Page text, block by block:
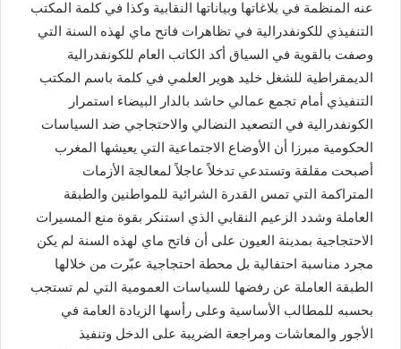
عنه المنظمة في بلاغاتها وبياناتها النقابية وكذا في كلمة المكتب
التنفيذي للكونفدرالية في تظاهرات فاتح ماي لهذه السنة التي
وصفت بالقوية في السياق أكد الكاتب العام للكونفدرالية
الديمقراطية للشغل خليد هوير العلمي في كلمة باسم المكتب
التنفيذي أمام تجمع عمالي حاشد بالدار البيضاء استمرار
الكونفدرالية في التصعيد النضالي والاحتجاجي ضد السياسات
الحكومية مبرزا أن الأوضاع الاجتماعية التي يعيشها المغرب
أصبحت مقلقة وتستدعي تدخلاً عاجلاً لمعالجة الأزمات
المتراكمة التي تمس القدرة الشرائية للمواطنين والطبقة
العاملة وشدد الزعيم النقابي الذي استنكر بقوة منع المسيرات
الاحتجاجية بمدينة العيون على أن فاتح ماي لهذه السنة لم يكن
مجرد مناسبة احتفالية بل محطة احتجاجية عبّرت من خلالها
الطبقة العاملة عن رفضها للسياسات العمومية التي لم تستجب
بحسبه للمطالب الأساسية وعلى رأسها الزيادة العامة في
الأجور والمعاشات ومراجعة الضريبة على الدخل وتنفيذ